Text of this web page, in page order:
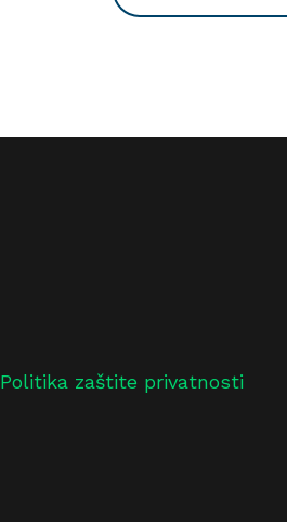
Politika zaštite privatnosti